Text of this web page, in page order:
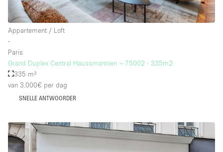
Terrace
Toegankelijk voor mensen met handicap
Tuin
Verlichting
Voorraadkamer
Water Access
Appartement / Loft
∙
Paris
Grand Duplex Central Haussmannien – 75002 - 335m2
335 m²
van 3.000€ per dag
SNELLE ANTWOORDER